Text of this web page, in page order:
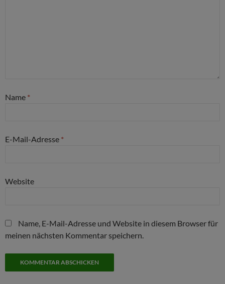
Name *
E-Mail-Adresse *
Website
Name, E-Mail-Adresse und Website in diesem Browser für
meinen nächsten Kommentar speichern.